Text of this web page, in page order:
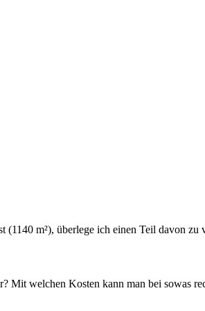
m²), überlege ich einen Teil davon zu
Mit welchen Kosten kann man bei sowas